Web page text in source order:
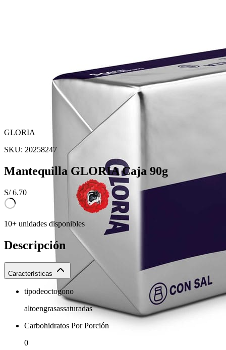
GLORIA
SKU: 20258247
Mantequilla GLORIA Caja 90g
S/6.70
10+ unidades disponibles
Descripción
Características
tipodeoctogono
altoengrasassaturadas
Carbohidratos Por Porción
0